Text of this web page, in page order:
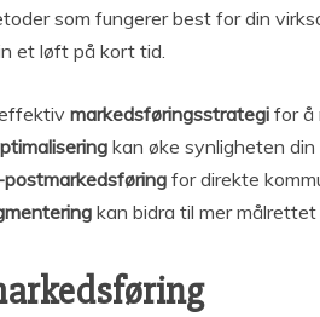
som fungerer best for din
et løft på kort tid.
markedsføringsstrategi for å
kan øke synligheten
for direkte
kan bidra til mer